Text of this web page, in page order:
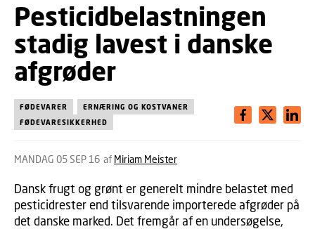
Pesticidbelastningen
stadig lavest i danske
afgrøder
FØDEVARER
ERNÆRING OG KOSTVANER
FØDEVARESIKKERHED
MANDAG 05 SEP 16 af Miriam Meister
Dansk frugt og grønt er generelt mindre belastet med
pesticidrester end tilsvarende importerede afgrøder på
det danske marked. Det fremgår af en undersøgelse,